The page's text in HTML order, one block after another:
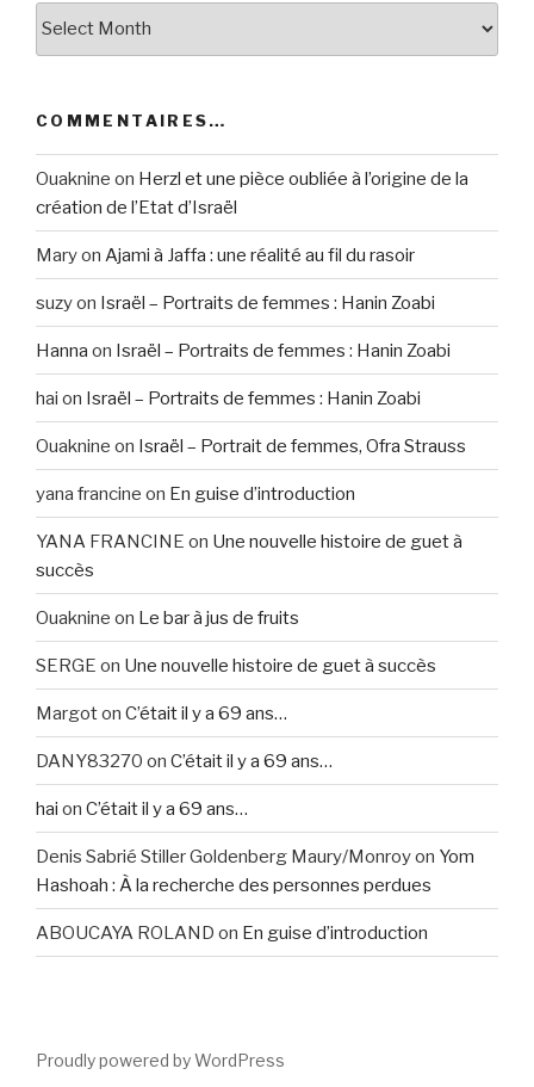
COMMENTAIRES…
Ouaknine on Herzl et une pièce oubliée à l’origine de la
création de l’Etat d’Israël
Maryon Ajami à Jaffa : une réalité au fil du rasoir
suzyon Israël – Portraits de femmes : Hanin Zoabi
Hanna on Israël – Portraits de femmes : Hanin Zoabi
hai on Israël – Portraits de femmes : Hanin Zoabi
Ouaknine on Israël – Portrait de femmes, Ofra Strauss
yana francine on En guise d’introduction
YANA FRANCINE on Une nouvelle histoire de guet à
succès
Ouaknine on Le bar à jus de fruits
SERGE on Une nouvelle histoire de guet à succès
Margoton C’était il y a 69 ans…
DANY83270 on C’était il y a 69 ans…
hai on C’était il y a 69 ans…
Denis Sabrié Stiller Goldenberg Maury/Monroyon Yom
Hashoah : À la recherche des personnes perdues
ABOUCAYA ROLAND on En guise d’introduction
Proudly powered by WordPress